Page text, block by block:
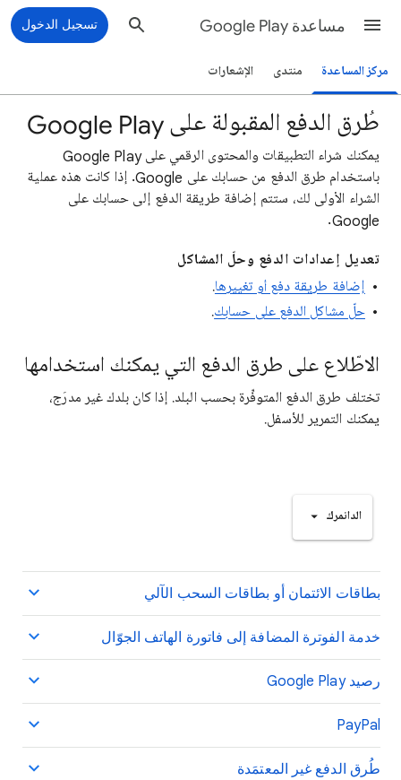
مساعدة Google Play تسجيل الدخول
مركز المساعدة منتدى الإشعارات
طُرق الدفع المقبولة على Google Play
يمكنك شراء التطبيقات والمحتوى الرقمي على Google Play
باستخدام طرق الدفع من حسابك على Google. إذا كانت هذه عملية
الشراء الأولى لك، ستتم إضافة طريقة الدفع إلى حسابك على
Google.
تعديل إعدادات الدفع وحلّ المشاكل
إضافة طريقة دفع أو تغييرها.
حلّ مشاكل الدفع على حسابك.
الاطّلاع على طرق الدفع التي يمكنك استخدامها
تختلف طرق الدفع المتوفِّرة بحسب البلد. إذا كان بلدك غير مدرَج،
يمكنك التمرير للأسفل.
الدانمرك
بطاقات الائتمان أو بطاقات السحب الآلي
خدمة الفوترة المضافة إلى فاتورة الهاتف الجوّال
رصيد Google Play
PayPal
طُرق الدفع غير المعتمَدة